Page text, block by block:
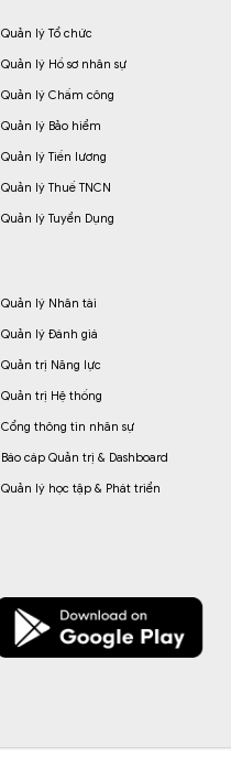
Quản lý Tổ chức
Quản lý Hồ sơ nhân sự
Quản lý Chấm công
Quản lý Bảo hiểm
Quản lý Tiền lương
Quản lý Thuế TNCN
Quản lý Tuyển Dụng
Quản lý Nhân tài
Quản lý Đánh giá
Quản trị Năng lực
Quản trị Hệ thống
Cổng thông tin nhân sự
Báo cáp Quản trị & Dashboard
Quản lý học tập & Phát triển